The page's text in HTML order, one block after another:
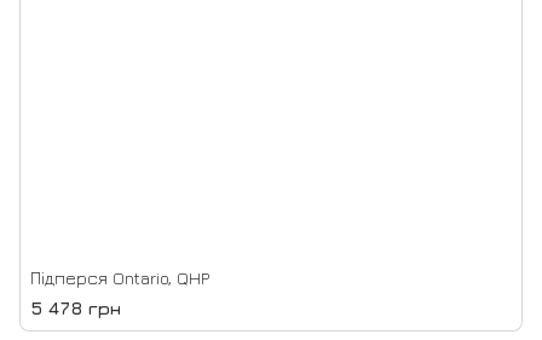
Підперся Ontario, QHP
5 478 грн